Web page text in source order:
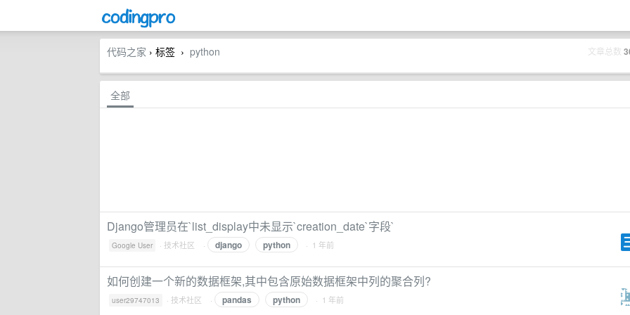
文章总数
代码之家 › 标签 › python
全部
Django管理员在`list_display中未显示`creation_date`字段`
Google User · 技术社区 · django python · 1 年前
如何创建一个新的数据框架,其中包含原始数据框架中列的聚合列?
user29747013 · 技术社区 · pandas python · 1 年前